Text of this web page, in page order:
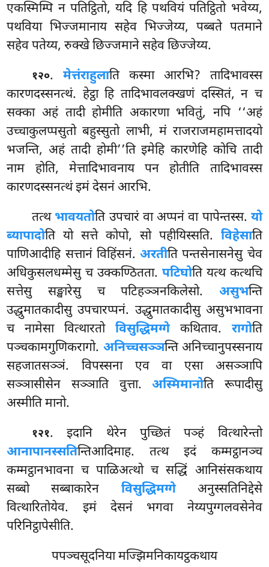
एकस्मिम्पि न पतिट्ठितो, यदि हि पथवियं पतिट्ठितो भवेय्य,
पथविया भिज्जमानाय सहेव भिज्जेय्य, पब्बते पतमाने
सहेव पतेय्य, रुक्खे छिज्जमाने सहेव छिज्जेय्य.
१२०. मेत्तंराहुलाति कस्मा आरभि? तादिभावस्स
कारणदस्सनत्थं. हेट्ठा हि तादिभावलक्खणं दस्सितं, न च
सक्का अहं तादी होमीति अकारणा भवितुं, नपि ‘‘अहं
उच्चाकुलप्पसुतो बहुस्सुतो लाभी, मं राजराजमहामत्तादयो
भजन्ति, अहं तादी होमी’’ति इमेहि कारणेहि कोचि तादी
नाम होति, मेत्तादिभावनाय पन होतीति तादिभावस्स
कारणदस्सनत्थं इमं देसनं आरभि.
तत्थ भावयतोति उपचारं वा अप्पनं वा पापेन्तस्स. यो
ब्यापादोति यो सत्ते कोपो, सो पहीयिस्सति. विहेसाति
पाणिआदीहि सत्तानं विहिंसनं.अरतीति पन्तसेनासनेसु चेव
अधिकुसलधम्मेसु च उक्कण्ठितता. पटिघोति यत्थ कत्थचि
सत्तेसु सङ्खारेसु च पटिहञ्ञनकिलेसो. असुभन्ति
उद्धुमातकादीसु उपचारप्पनं. उद्धुमातकादीसु असुभभावना
च नामेसा वित्थारतो विसुद्धिमग्गेकथिताव. रागोति
पञ्चकामगुणिकरागो. अनिच्चसञ्ञन्ति अनिच्चानुपस्सनाय
सहजातसञ्ञं. विपस्सना एव वा एसा असञ्ञापि
सञ्ञासीसेन सञ्ञाति वुत्ता.अस्मिमानोति रूपादीसु
अस्मीति मानो.
१२१. इदानि थेरेन पुच्छितं पञ्हं वित्थारेन्तो
आनापानस्सतिन्तिआदिमाह. तत्थ इदं कम्मट्ठानञ्च
कम्मट्ठानभावना च पाळिअत्थो च सद्धिं आनिसंसकथाय
सब्बो सब्बाकारेन विसुद्धिमग्गेअनुस्सतिनिद्देसे
वित्थारितोयेव. इमं देसनं भगवा नेय्यपुग्गलवसेनेव
परिनिट्ठापेसीति.
पपञ्चसूदनिया मज्झिमनिकायट्ठकथाय